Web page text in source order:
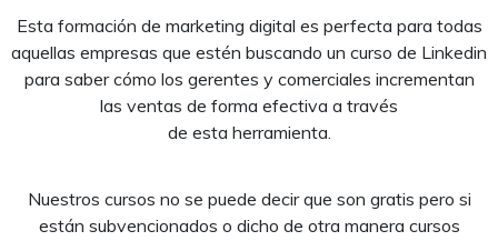
Esta formación de marketing digital es perfecta para todas
aquellas empresas que estén buscando un curso de Linkedin
para saber cómo los gerentes y comerciales incrementan
las ventas de forma efectiva a través
de esta herramienta.
Nuestros cursos no se puede decir que son gratis pero si
están subvencionados o dicho de otra manera cursos